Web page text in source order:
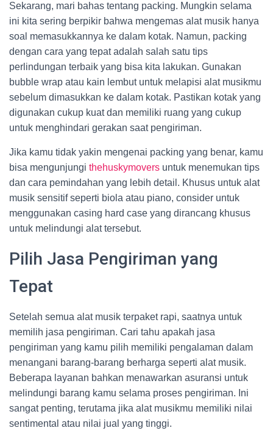
Sekarang, mari bahas tentang packing. Mungkin selama
ini kita sering berpikir bahwa mengemas alat musik hanya
soal memasukkannya ke dalam kotak. Namun, packing
dengan cara yang tepat adalah salah satu tips
perlindungan terbaik yang bisa kita lakukan. Gunakan
bubble wrap atau kain lembut untuk melapisi alat musikmu
sebelum dimasukkan ke dalam kotak. Pastikan kotak yang
digunakan cukup kuat dan memiliki ruang yang cukup
untuk menghindari gerakan saat pengiriman.
Jika kamu tidak yakin mengenai packing yang benar, kamu
bisa mengunjungi thehuskymovers untuk menemukan tips
dan cara pemindahan yang lebih detail. Khusus untuk alat
musik sensitif seperti biola atau piano, consider untuk
menggunakan casing hard case yang dirancang khusus
untuk melindungi alat tersebut.
Pilih Jasa Pengiriman yang
Tepat
Setelah semua alat musik terpaket rapi, saatnya untuk
memilih jasa pengiriman. Cari tahu apakah jasa
pengiriman yang kamu pilih memiliki pengalaman dalam
menangani barang-barang berharga seperti alat musik.
Beberapa layanan bahkan menawarkan asuransi untuk
melindungi barang kamu selama proses pengiriman. Ini
sangat penting, terutama jika alat musikmu memiliki nilai
sentimental atau nilai jual yang tinggi.